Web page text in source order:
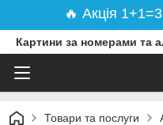
🔥 Акція
Картини за номерами та
Товари та послуги